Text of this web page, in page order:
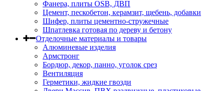
Фанера, плиты OSB, ДВП
Цемент, пескобетон, керамзит, щебень, добавки
Шифер, плиты цементно-стружечные
Шпатлевка готовая по дереву и бетону
Отделочные материалы и товары
Алюминевые изделия
Армстронг
Бордюр, декор, панно, уголок срез
Вентиляция
Герметики, жидкие гвозди